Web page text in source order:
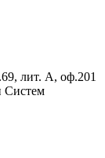
лит. А, оф.201
Систем